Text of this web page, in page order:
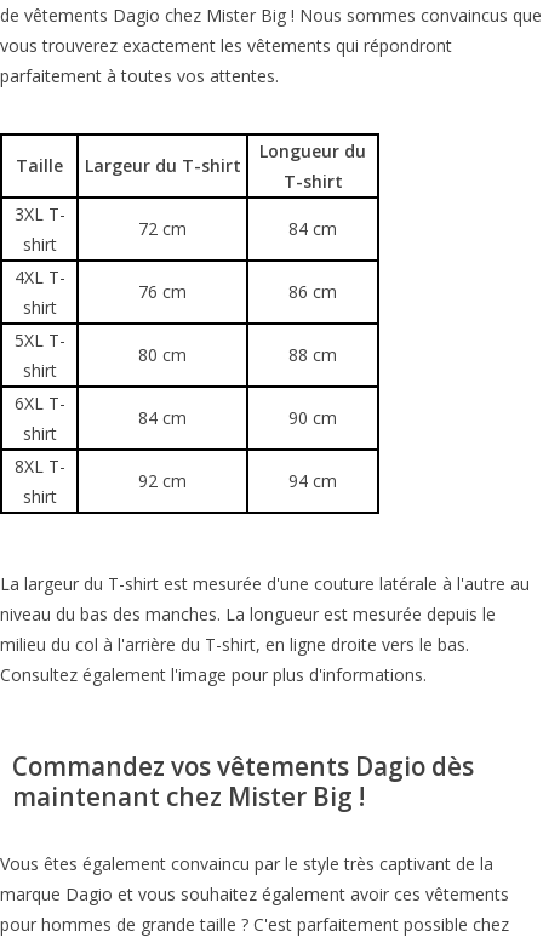
de vêtements Dagio chez Mister Big ! Nous sommes convaincus que
vous trouverez exactement les vêtements qui répondront
parfaitement à toutes vos attentes.
Taille Largeur du T-shirt
Longueur du
T-shirt
3XL T-
shirt
72 cm 84 cm
4XL T-
shirt
76 cm 86 cm
5XL T-
shirt
80 cm 88 cm
6XL T-
shirt
84 cm 90 cm
8XL T-
shirt
92 cm 94 cm
La largeur du T-shirt est mesurée d'une couture latérale à l'autre au
niveau du bas des manches. La longueur est mesurée depuis le
milieu du col à l'arrière du T-shirt, en ligne droite vers le bas.
Consultez également l'image pour plus d'informations.
Commandez vos vêtements Dagio dès
maintenant chez Mister Big !
Vous êtes également convaincu par le style très captivant de la
marque Dagio et vous souhaitez également avoir ces vêtements
pour hommes de grande taille ? C'est parfaitement possible chez